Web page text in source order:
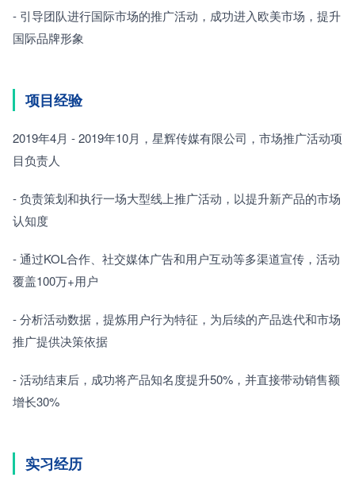
- 引导团队进行国际市场的推广活动，成功进入欧美市场，提升
国际品牌形象
项目经验
2019年4月 - 2019年10月，星辉传媒有限公司，市场推广活动项
目负责人
- 负责策划和执行一场大型线上推广活动，以提升新产品的市场
认知度
- 通过KOL合作、社交媒体广告和用户互动等多渠道宣传，活动
覆盖100万+用户
- 分析活动数据，提炼用户行为特征，为后续的产品迭代和市场
推广提供决策依据
- 活动结束后，成功将产品知名度提升50%，并直接带动销售额
增长30%
实习经历